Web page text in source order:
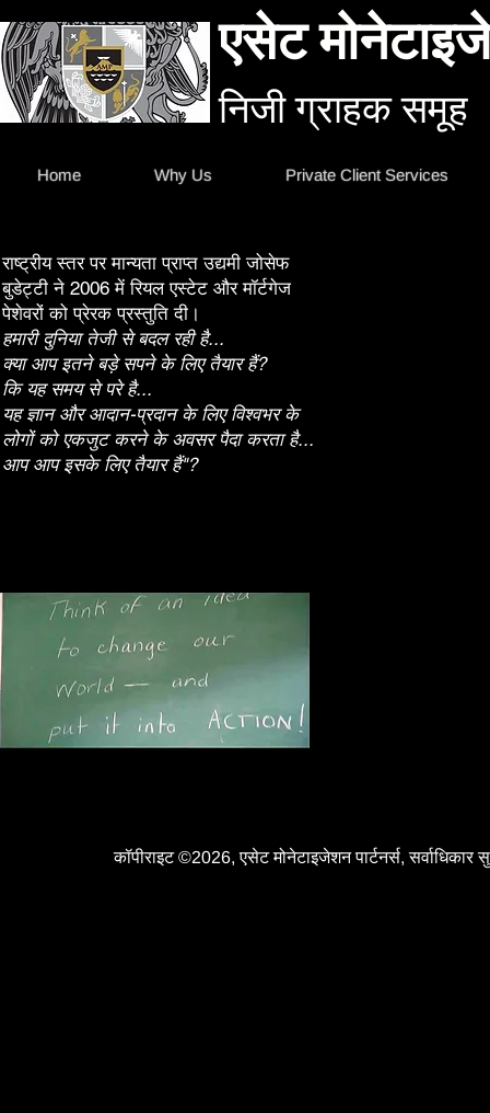
एसेट
निजी ग्राहक समूह
Home Why Us Private Client Services
राष्ट्रीय स्तर पर मान्यता प्राप्त उद्यमी जोसेफ
बुडेट्टी ने 2006 में रियल एस्टेट और मॉर्टगेज
पेशेवरों को प्रेरक प्रस्तुति दी।
हमारी दुनिया तेजी से बदल रही है...
क्या आप इतने बड़े सपने के लिए तैयार हैं?
कि यह समय से परे है...
यह ज्ञान और आदान-प्रदान के लिए विश्वभर के
लोगों को एकजुट करने के अवसर पैदा करता है...
आप आप इसके लिए तैयार हैं"?
कॉपीराइट ©2026, एसेट मोनेटाइजेशन पार्टनर्स,